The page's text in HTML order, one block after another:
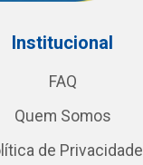
Institucional
FAQ
Quem Somos
de Privacidade